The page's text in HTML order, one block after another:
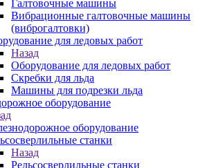
Галтовочные машины
Вибрационные галтовочные машины
(виброгалтовки)
для ледовых работ
Назад
Оборудование для ледовых работ
Скребки для льда
Машины для подрезки льда
оборудование
оборудование
станки
Назад
Рельсосверлильные станки